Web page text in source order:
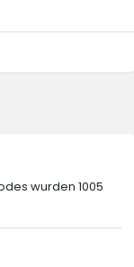
wurden 1005